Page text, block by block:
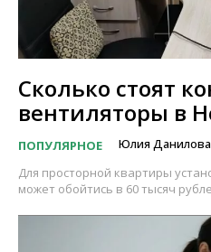
Сколько стоят
вентиляторы в
ПОПУЛЯРНОЕ Юлия Данилова
Для просторной квартиры
может обойтись в 60 тысяч